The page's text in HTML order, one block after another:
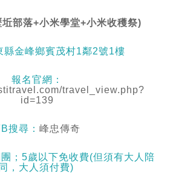
部落+小米學堂+小米收穫祭)
縣金峰鄉賓茂村1鄰2號1樓
報名官網：
travel_view.php?
id=139
搜尋： 峰忠傳奇
；5歲以下免收費(但須有大人陪
同，大人須付費)